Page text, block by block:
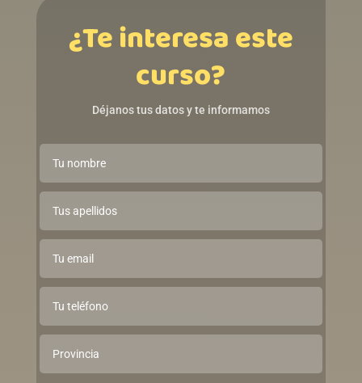
¿Te interesa este
curso?
Déjanos tus datos y te informamos